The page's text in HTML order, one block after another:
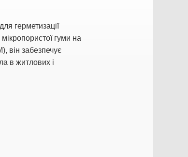
герметизації
гуми на
він забезпечує
в житлових і